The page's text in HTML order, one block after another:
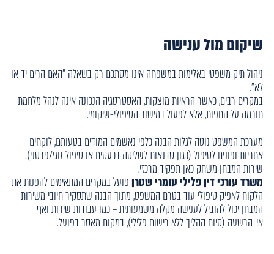
שיקום מול ענישה
ניהול תיק משפטי באלימות במשפחה אינו מסתכם רק בשאלה "האם הרים יד או
לא".
במקרים רבים, כאשר הראיות מוצקות, האסטרטגיה הנכונה אינה לנהל מלחמת
חורמה על החפות, אלא לפעול במישור הטיפולי-שיקומי.
מערכת המשפט נוטה לגלות הבנה כלפי נאשמים המודים בטעותם, לוקחים
אחריות ופונים לטיפול (כגון סדנאות לשליטה בכעסים או טיפול זוגי/פרטני).
שירות המבחן משחק כאן תפקיד מרכזי.
משרד עורכי דין פלילי עומרי שטרן פועל במקרים המתאימים להפנות את
הלקוח לאפיק טיפולי עוד בטרם המשפט, מתוך הבנה שתסקיר חיובי משירות
המבחן יכול להוביל לענישה מקלה משמעותית – כמו עבודות שירות ואף
אי-הרשעה (סיום ההליך ללא רישום פלילי), במקום מאסר בפועל.